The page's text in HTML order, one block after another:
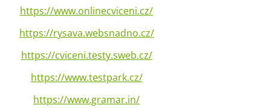
https://www.onlinecviceni.cz/
https://rysava.websnadno.cz/
https://cviceni.testy.sweb.cz/
https://www.testpark.cz/
https://www.gramar.in/